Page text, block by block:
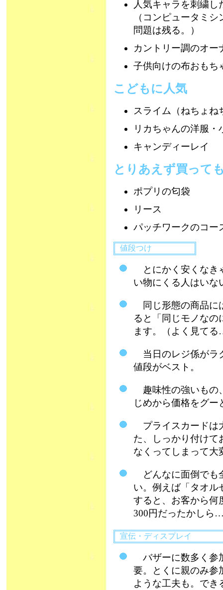
人気キャラを刺繍し
（コンピュータミ
問題は残る。）
カントリー調のオー
子供向けの布おもち
こどもに人気
スライム（ねちょ
リカちゃんの洋服・
キャンディーレイ
とりあえず買って
ポプリの匂袋
リース
パッチワークのコー
値段つけ
とにかく安くなき
い物にくる人はいな
同じ形態の商品に
ると「同じモノなの
ます。（よく見て
当日のレジ係がラ
値段がベスト。
趣味性の強いもの
じめから価格をグー
プライスカードは
た、しっかり付けて
なくってしまって大
どんなに面倒でも
い。例えば「タオル
すると、お客から何
300円だったかしら
宣伝・ディスプレイ
バザーに数多く参
要。とくに親のみ参
ような工夫も。でき